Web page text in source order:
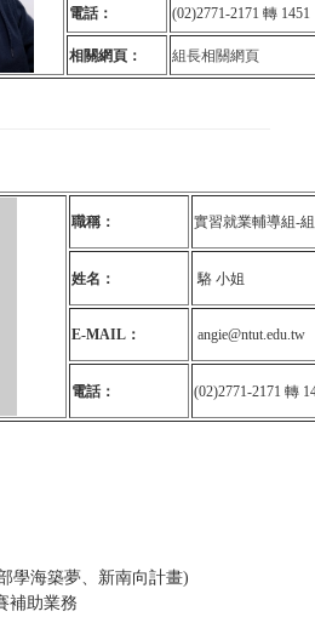
電話： (02)2771-2171 轉 1451
相關網頁： 組長相關網頁
職稱： 實習就業輔導組-
姓名： 駱 小姐
E-MAIL： angie@ntut.edu.tw
電話： (02)2771-2171 轉
學海築夢、新南向計畫)
補助業務